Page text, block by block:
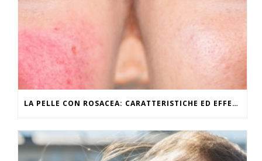
LA PELLE CON ROSACEA: CARATTERISTICHE ED EFFETTI DEL CALDO